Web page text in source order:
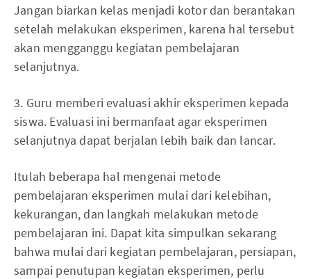
Jangan biarkan kelas menjadi kotor dan berantakan
setelah melakukan eksperimen, karena hal tersebut
akan mengganggu kegiatan pembelajaran
selanjutnya.
3. Guru memberi evaluasi akhir eksperimen kepada
siswa. Evaluasi ini bermanfaat agar eksperimen
selanjutnya dapat berjalan lebih baik dan lancar.
Itulah beberapa hal mengenai metode
pembelajaran eksperimen mulai dari kelebihan,
kekurangan, dan langkah melakukan metode
pembelajaran ini. Dapat kita simpulkan sekarang
bahwa mulai dari kegiatan pembelajaran, persiapan,
sampai penutupan kegiatan eksperimen, perlu